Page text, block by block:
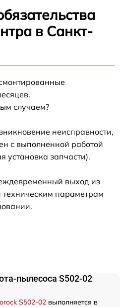
в Санкт-
случаем?
неисправности,
с выполненной работой
установка запчасти).
выход из
техническим параметрам
пылесоса S502-02
S502-02 выполняется в